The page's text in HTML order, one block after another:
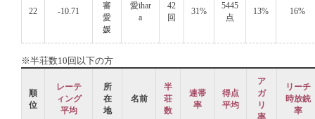
22 -10.71
審
愛
媛
愛ihar
a
42
回
31%
5445
点
13% 16%
※半荘数10回以下の方
順
位
レーテ
ィング
平均
所
在
地
名前
半
荘
数
連帯
率
得点
平均
ア
ガ
リ
率
リーチ
時放銃
率